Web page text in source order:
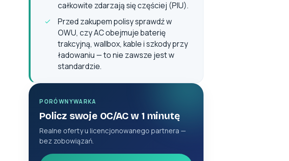
całkowite zdarzają się częściej (PIU).
Przed zakupem polisy sprawdź w
OWU, czy AC obejmuje baterię
trakcyjną, wallbox, kable i szkody przy
ładowaniu — to nie zawsze jest w
standardzie.
PORÓWNYWARKA
Policz swoje OC/AC w 1 minutę
Realne oferty u licencjonowanego partnera —
bez zobowiązań.